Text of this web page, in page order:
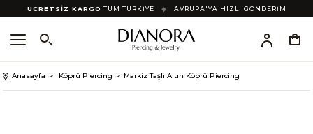
ÜCRETSİZ KARGO TÜM TÜRKİYE ◆ AVRUPA'YA HIZLI GÖNDERİM
Anasayfa Köprü Piercing Markiz Taşlı Altın Köprü Piercing